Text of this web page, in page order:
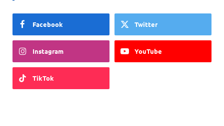
Facebook Twitter
Instagram YouTube
TikTok